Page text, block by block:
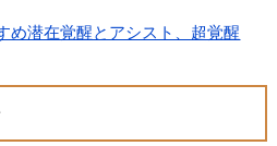
め潜在覚醒とアシスト、超覚醒